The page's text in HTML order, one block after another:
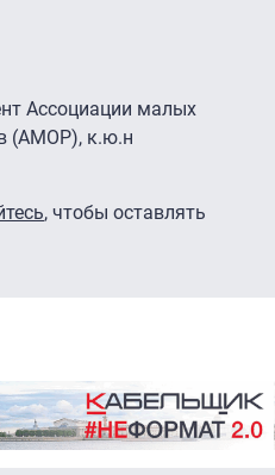
Ассоциации малых
(АМОР), к.ю.н
, чтобы оставлять